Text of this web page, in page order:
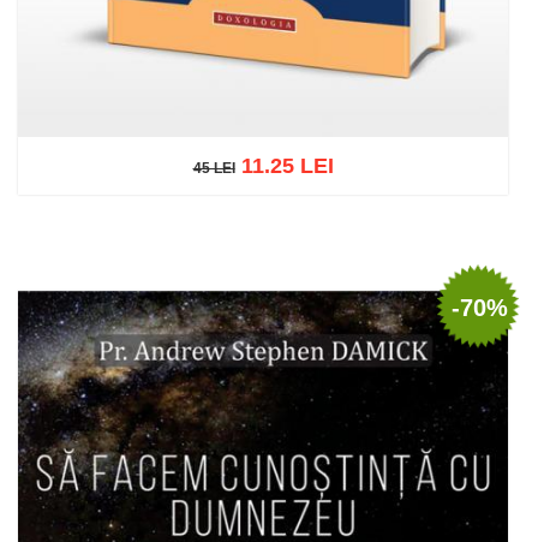
45 LEI
45 LEI11.25 LEI
-70%